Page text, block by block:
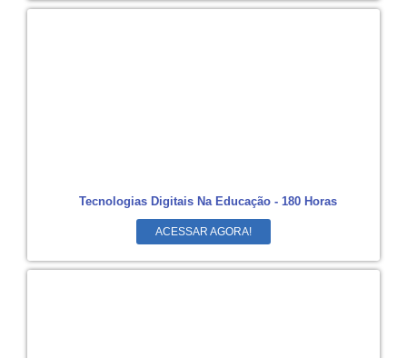
Tecnologias Digitais Na Educação - 180 Horas
ACESSAR AGORA!